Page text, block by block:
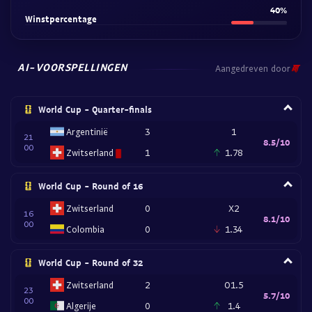
Winstpercentage
40%
AI-VOORSPELLINGEN Aangedreven door
World Cup - Quarter-finals
21
00
Argentinië
Zwitserland
3
1
1
1.78
8.5/10
World Cup - Round of 16
16
00
Zwitserland
Colombia
0
0
X2
1.34
8.1/10
World Cup - Round of 32
23
00
Zwitserland
Algerije
2
0
O1.5
1.4
5.7/10